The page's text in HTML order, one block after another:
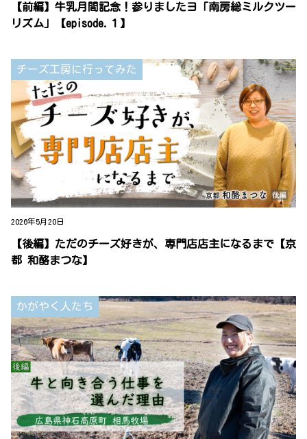
【前編】牛乳月間記念！参りましたヨ「南房総ミルクツー
リズム」【episode.１】
チーズ工房に行ってみた
2026年5月20日
【後編】ただのチーズ好きが、専門店店主になるまで【京
都 和酪まつな】
かがやく人たち